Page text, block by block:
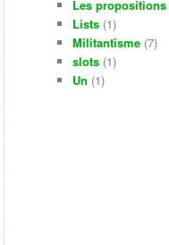
Les propositions
Lists (1)
Militantisme (7)
slots (1)
Un (1)